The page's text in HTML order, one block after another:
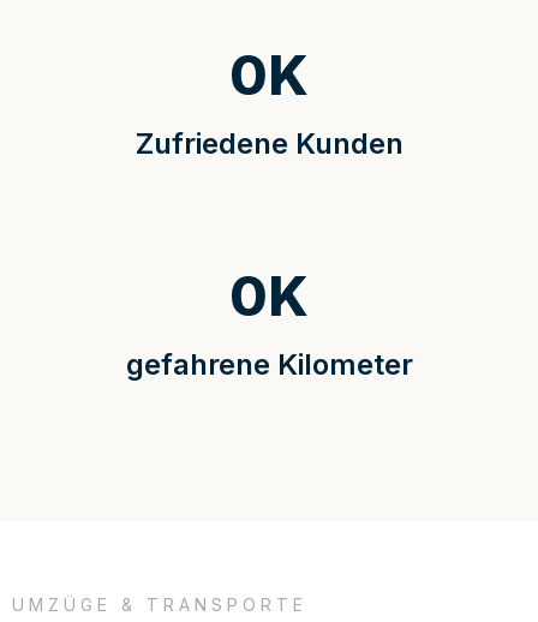
Zufriedene Kunden
0K
gefahrene Kilometer
0K
UMZÜGE & TRANSPORTE